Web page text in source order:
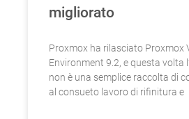
migliorato
Proxmox ha rilasciato Proxmox
Environment 9.2, e questa volta
non è una semplice raccolta di
al consueto lavoro di rifinitura e